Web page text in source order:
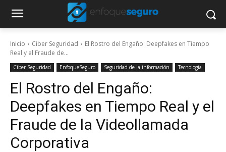
Inicio Ciber Seguridad
El Rostro del Engaño: Deepfakes en Tiempo
Real y el Fraude de...
Ciber Seguridad EnfoqueSeguro Seguridad de la información Tecnología
El Rostro del Engaño:
Deepfakes en Tiempo Real y el
Fraude de la Videollamada
Corporativa